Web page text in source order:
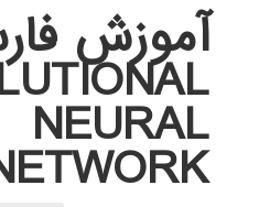
آموزش
NEURAL